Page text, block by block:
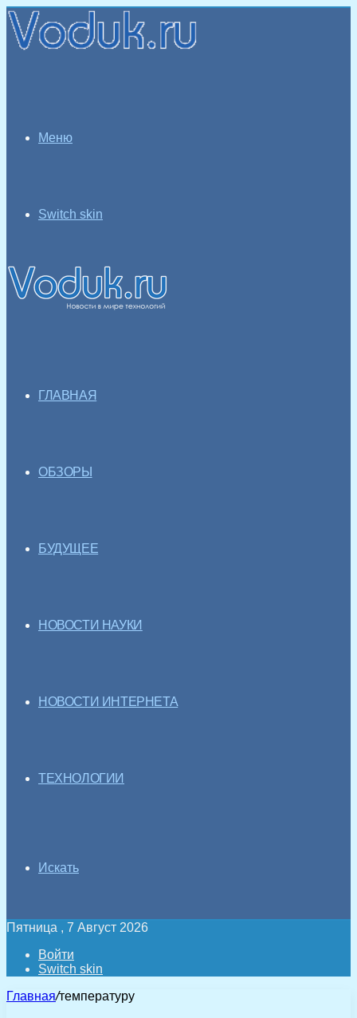
Меню
Switch skin
ГЛАВНАЯ
ОБЗОРЫ
БУДУЩЕЕ
НОВОСТИ НАУКИ
НОВОСТИ ИНТЕРНЕТА
ТЕХНОЛОГИИ
Искать
Пятница , 7 Август 2026
Войти
Switch skin
Главная/температуру